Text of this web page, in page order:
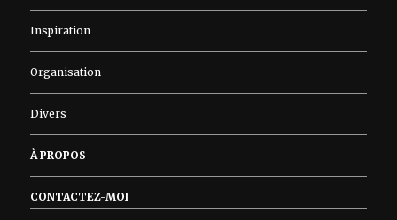
Inspiration
Organisation
Divers
À PROPOS
CONTACTEZ-MOI